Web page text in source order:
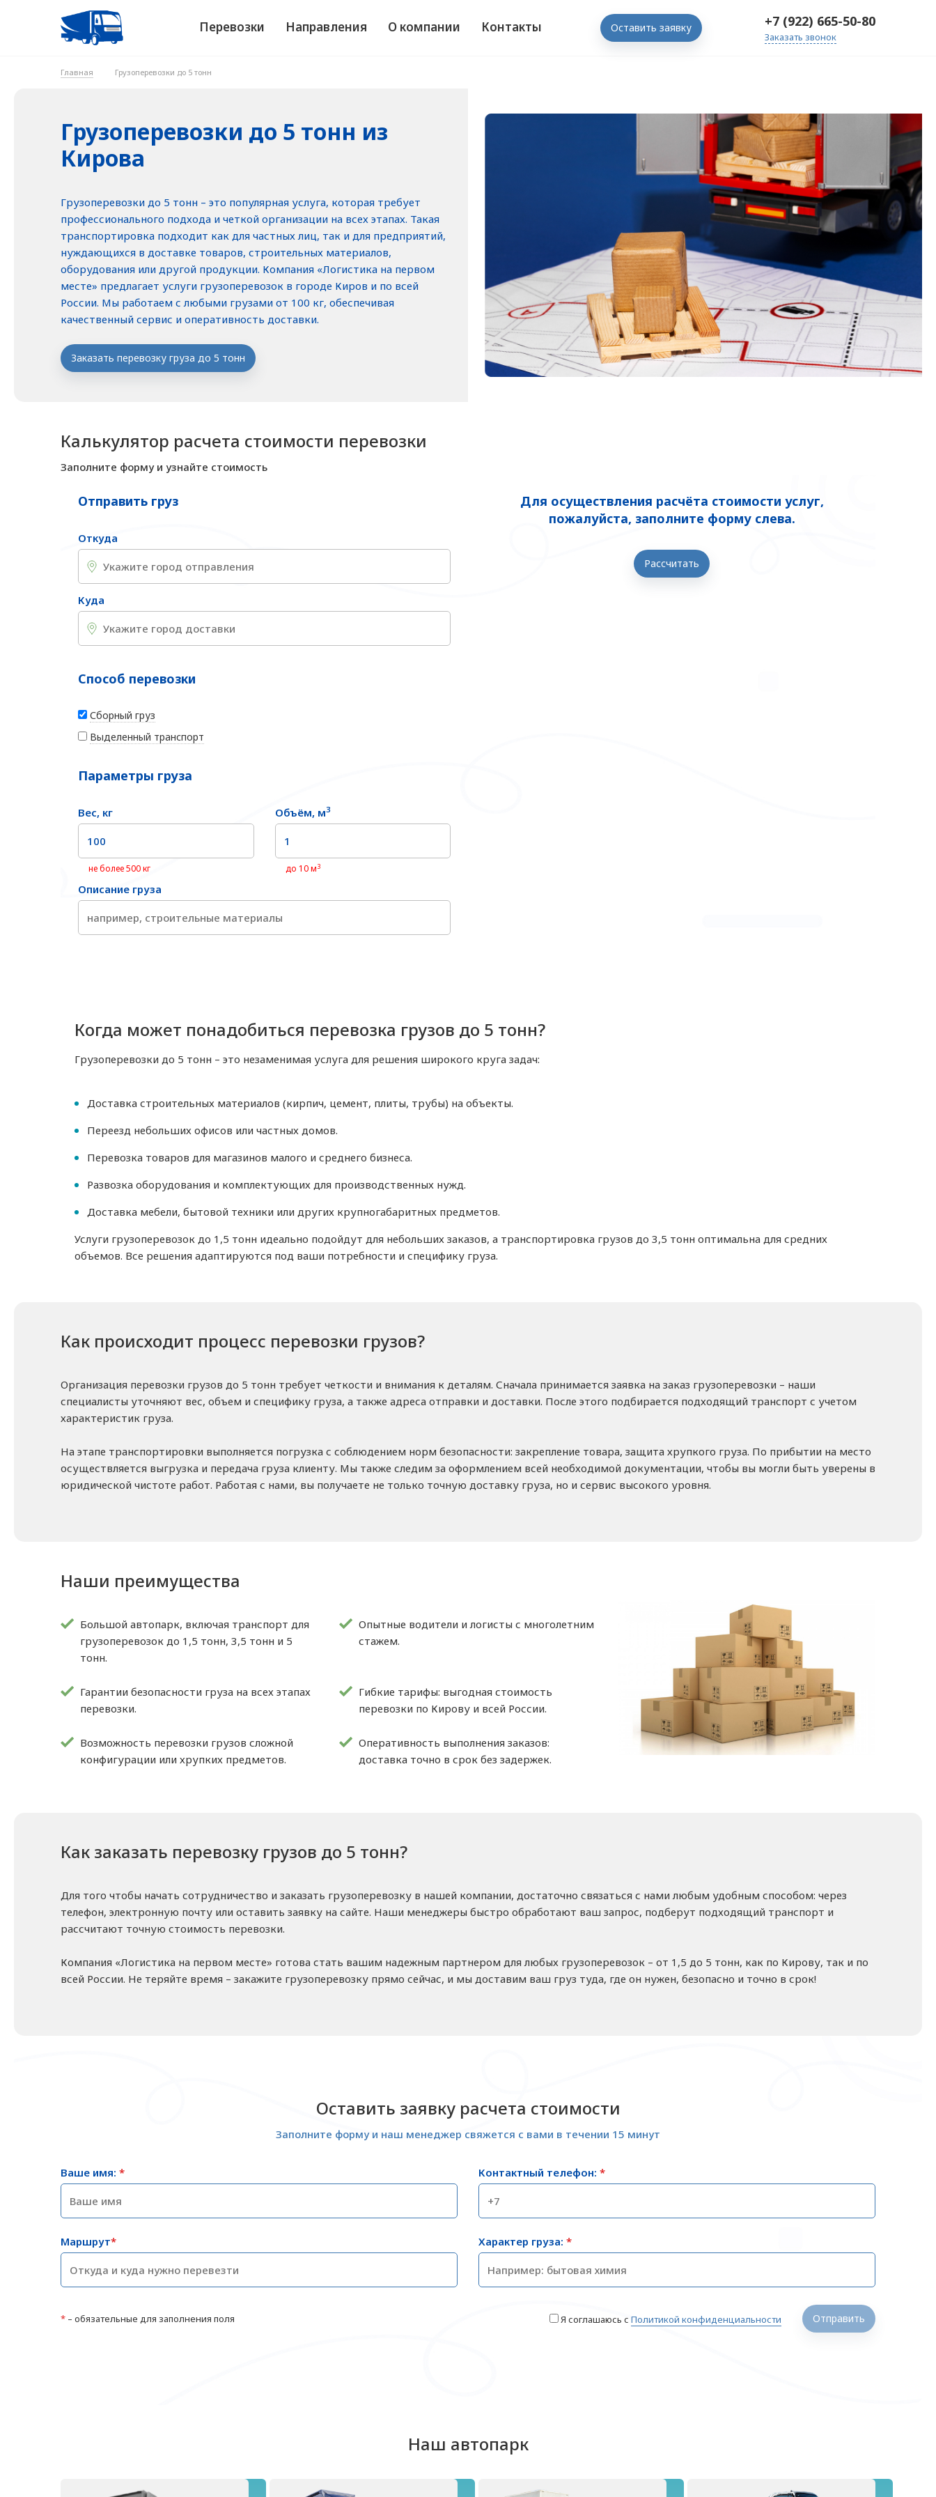
Перевозки Направления О компании Контакты Оставить заявку +7 (922) 665-50-80
Заказать звонок
Главная Грузоперевозки до 5 тонн
Грузоперевозки до 5 тонн из
Кирова
Грузоперевозки до 5 тонн – это популярная услуга, которая требует
профессионального подхода и четкой организации на всех этапах. Такая
транспортировка подходит как для частных лиц, так и для предприятий,
нуждающихся в доставке товаров, строительных материалов,
оборудования или другой продукции. Компания «Логистика на первом
месте» предлагает услуги грузоперевозок в городе Киров и по всей
России. Мы работаем с любыми грузами от 100 кг, обеспечивая
качественный сервис и оперативность доставки.
Заказать перевозку груза до 5 тонн
Калькулятор расчета стоимости перевозки
Заполните форму и узнайте стоимость
Отправить груз
Откуда
Куда
Способ перевозки
Сборный груз
Выделенный транспорт
Параметры груза
Вес, кг
не более 500 кг
Объём, м3
до 10 м3
Описание груза
Для осуществления расчёта стоимости услуг,
пожалуйста, заполните форму слева.
Рассчитать
Когда может понадобиться перевозка грузов до 5 тонн?
Грузоперевозки до 5 тонн – это незаменимая услуга для решения широкого круга задач:
Доставка строительных материалов (кирпич, цемент, плиты, трубы) на объекты.
Переезд небольших офисов или частных домов.
Перевозка товаров для магазинов малого и среднего бизнеса.
Развозка оборудования и комплектующих для производственных нужд.
Доставка мебели, бытовой техники или других крупногабаритных предметов.
Услуги грузоперевозок до 1,5 тонн идеально подойдут для небольших заказов, а транспортировка грузов до 3,5 тонн оптимальна для средних
объемов. Все решения адаптируются под ваши потребности и специфику груза.
Как происходит процесс перевозки грузов?
Организация перевозки грузов до 5 тонн требует четкости и внимания к деталям. Сначала принимается заявка на заказ грузоперевозки – наши
специалисты уточняют вес, объем и специфику груза, а также адреса отправки и доставки. После этого подбирается подходящий транспорт с учетом
характеристик груза.
На этапе транспортировки выполняется погрузка с соблюдением норм безопасности: закрепление товара, защита хрупкого груза. По прибытии на место
осуществляется выгрузка и передача груза клиенту. Мы также следим за оформлением всей необходимой документации, чтобы вы могли быть уверены в
юридической чистоте работ. Работая с нами, вы получаете не только точную доставку груза, но и сервис высокого уровня.
Наши преимущества
Большой автопарк, включая транспорт для
грузоперевозок до 1,5 тонн, 3,5 тонн и 5
тонн.
Опытные водители и логисты с многолетним
стажем.
Гарантии безопасности груза на всех этапах
перевозки.
Гибкие тарифы: выгодная стоимость
перевозки по Кирову и всей России.
Возможность перевозки грузов сложной
конфигурации или хрупких предметов.
Оперативность выполнения заказов:
доставка точно в срок без задержек.
Как заказать перевозку грузов до 5 тонн?
Для того чтобы начать сотрудничество и заказать грузоперевозку в нашей компании, достаточно связаться с нами любым удобным способом: через
телефон, электронную почту или оставить заявку на сайте. Наши менеджеры быстро обработают ваш запрос, подберут подходящий транспорт и
рассчитают точную стоимость перевозки.
Компания «Логистика на первом месте» готова стать вашим надежным партнером для любых грузоперевозок – от 1,5 до 5 тонн, как по Кирову, так и по
всей России. Не теряйте время – закажите грузоперевозку прямо сейчас, и мы доставим ваш груз туда, где он нужен, безопасно и точно в срок!
Оставить заявку расчета стоимости
Заполните форму и наш менеджер свяжется с вами в течении 15 минут
Ваше имя: * Контактный телефон: *
Маршрут* Характер груза: *
* – обязательные для заполнения поля Я соглашаюсь с Политикой конфиденциальности Отправить
Наш автопарк